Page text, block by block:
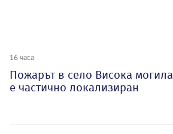
16 часа
Пожарът в село Висока могила
е частично локализиран